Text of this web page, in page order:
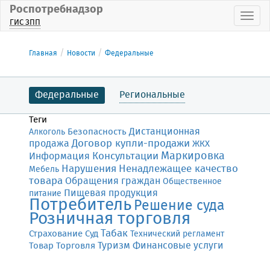
Роспотребнадзор
ГИС ЗПП
Главная Новости Федеральные
Федеральные Региональные
Теги
Алкоголь БезопасностьДистанционная
продажа Договор купли-продажи ЖКХ
Информация Консультации Маркировка
Мебель Нарушения Ненадлежащее качество
товара Обращения граждан Общественное
питание Пищевая продукция
ПотребительРешение суда
Розничная торговля
СтрахованиеСудТабакТехнический регламент
Товар Торговля Туризм Финансовые услуги